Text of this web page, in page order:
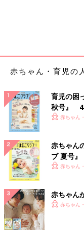
赤ちゃん・育児の
育児の困
秋号』 4
いっぱい
赤ちゃん
赤ちゃん
ブ 夏号
く！ おっ
赤ちゃん
赤ちゃん
赤ちゃん